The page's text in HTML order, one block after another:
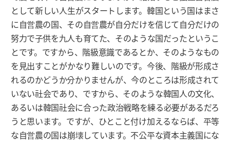
として新しい人生がスタートします。韓国という国はまさ
に自営農の国、その自営農が自分だけを信じて自分だけの
努力で子供を九人も育てた、そのような国だったというこ
とです。ですから、階級意識であるとか、そのようなもの
を見出すことがかなり難しいのです。今後、階級が形成さ
れるのかどうか分かりませんが、今のところは形成されて
いない社会であり、ですから、そのような韓国人の文化、
あるいは韓国社会に合った政治戦略を練る必要があるだろ
うと思います。ですが、ひとこと付け加えるならば、平等
な自営農の国は崩壊しています。不公平な資本主義国にな